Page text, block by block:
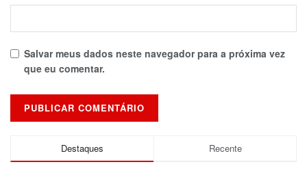
Salvar meus dados neste navegador para a próxima vez
que eu comentar.
Destaques Recente